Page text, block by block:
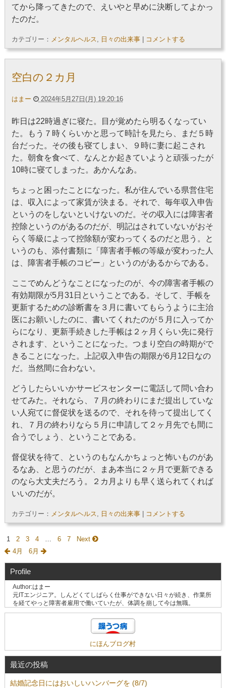
てから降ってきたので、えいやと早めに決断してよかっ
たのだ。
カテゴリー： メンタルヘルス, 日々の出来事 コメントする
空白の２カ月
はまー 2024年5月27日(月) 19:20:16
昨日は22時過ぎに寝た。目が覚めたら明るくなってい
た。もう７時くらいかと思って時計を見たら、まだ５時
台だった。その後も寝てしまい、９時に妻に起こされ
た。朝食を食べて、なんとか起きていようと頑張ったが
10時に寝てしまった。あかんなあ。
ちょっと困ったことになった。私が住んでいる県営住宅
は、収入によって家賃が決まる。それで、毎年収入申告
というのをしないといけないのだ。その収入には障害者
控除というのがあるのだが、明記はされていないがおそ
らく等級によって控除額が変わってくるのだと思う。と
いうのも、添付書類に「障害者手帳の等級が変わった人
は、障害者手帳のコピー」というのがあるからである。
ここでめんどうなことになったのが、今の障害者手帳の
有効期限が5月31日ということである。そして、手帳を
更新するための診断書を３月に書いてもらうように主治
医にお願いしたのに、書いてくれたのが５月に入ってか
らになり、更新手続きした手帳は２ヶ月くらい先に発行
されます、ということになった。つまり空白の時期がで
きることになった。上記収入申告の期限が6月12日なの
だ。当然間に合わない。
どうしたらいいかサービスセンターに電話して問い合わ
せてみた。それなら、７月の終わりにまだ提出していな
い人宛てに督促状を送るので、それを待って提出してく
れ、７月の終わりなら５月に申請して２ヶ月先でも間に
合うでしょう、ということである。
督促状を待て、というのもなんかちょっと怖いものがあ
るなあ、と思うのだが、まあ本当に２ヶ月で更新できる
のなら大丈夫だろう。２カ月よりも早く送られてくれば
いいのだが。
カテゴリー： メンタルヘルス, 日々の出来事 コメントする
1 2 3 4 … 6 7
Next
4月
6月
Profile
Author:はまー
元ITエンジニア。しんどくてしばらく仕事ができない日々が続き、作業所
を経てやっと障害者雇用で働いていたが、体調を崩して今は無職。
にほんブログ村
最近の投稿
結婚記念日にはおいしいハンバーグを (8/7)